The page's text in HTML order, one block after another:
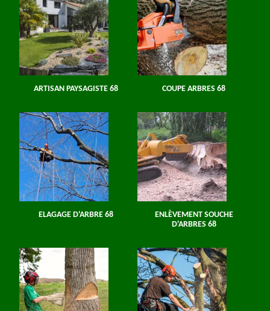
ARTISAN PAYSAGISTE 68 COUPE ARBRES 68
ELAGAGE D'ARBRE 68
ENLÈVEMENT SOUCHE
D'ARBRES 68